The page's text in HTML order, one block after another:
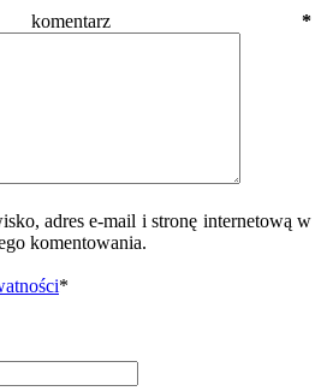
*
adres e-mail i stronę internetową w
komentowania.
*